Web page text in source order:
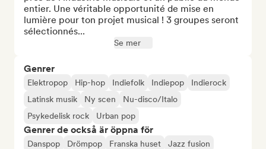
entier. Une véritable opportunité de mise en
lumière pour ton projet musical ! 3 groupes seront
sélectionnés...
Se mer
Genrer
Elektropop Hip-hop Indiefolk Indiepop
Indierock
Latinsk musik
Ny scen
Nu-disco/Italo
Psykedelisk rock
Urban pop
Genrer de också är öppna för
Danspop Drömpop Franska huset
Jazz fusion